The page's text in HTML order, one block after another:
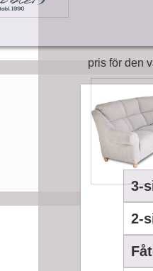
pris för den
3-
2-